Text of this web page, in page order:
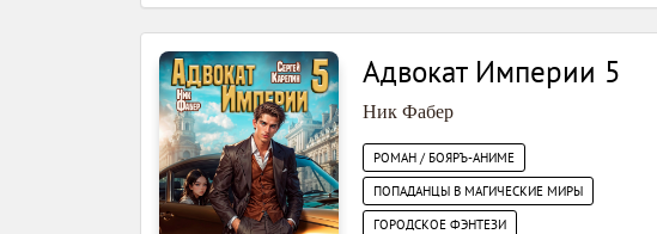
Адвокат Империи 5
Ник Фабер
РОМАН / БОЯРЪ-АНИМЕ
ПОПАДАНЦЫ В МАГИЧЕСКИЕ МИРЫ
ГОРОДСКОЕ ФЭНТЕЗИ